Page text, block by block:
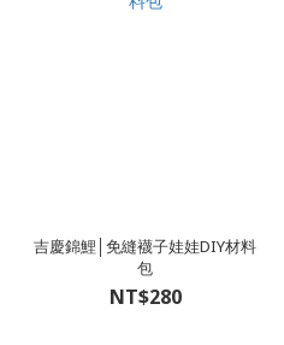
吉慶錦鯉│免縫襪子娃娃DIY材料
包
NT$280